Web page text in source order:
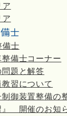
ア
ア
士
備士
整備士コーナー
題と解答
習について
制御装置整備の
』 開催のお知